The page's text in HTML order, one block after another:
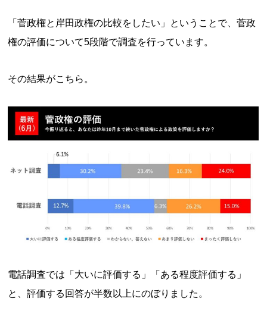
「菅政権と岸田政権の比較をしたい」ということで、菅政
権の評価について5段階で調査を行っています。
その結果がこちら。
電話調査では「大いに評価する」「ある程度評価する」
と、評価する回答が半数以上にのぼりました。